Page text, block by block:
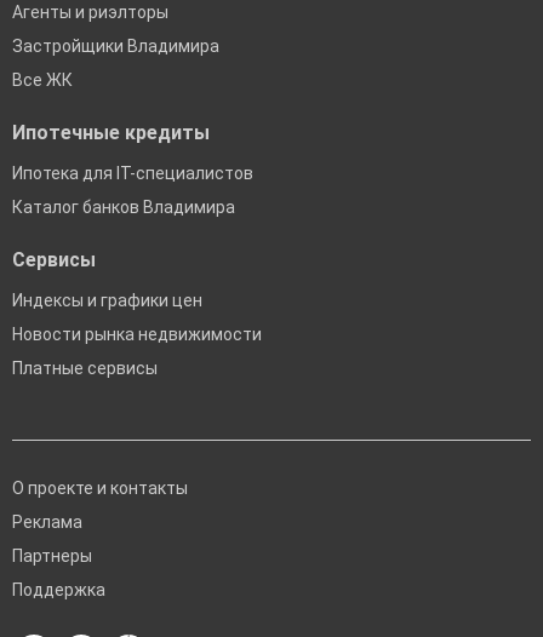
Агенты и риэлторы
Застройщики Владимира
Все ЖК
Ипотечные кредиты
Ипотека для IT-специалистов
Каталог банков Владимира
Сервисы
Индексы и графики цен
Новости рынка недвижимости
Платные сервисы
О проекте и контакты
Реклама
Партнеры
Поддержка